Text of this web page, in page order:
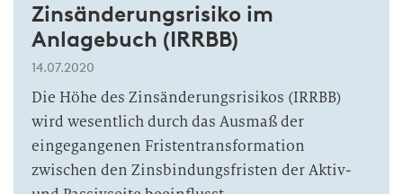
Zinsänderungsrisiko im
Anlagebuch (IRRBB)
14.07.2020
Die Höhe des Zinsänderungsrisikos (IRRBB)
wird wesentlich durch das Ausmaß der
eingegangenen Fristentransformation
zwischen den Zinsbindungsfristen der Aktiv-